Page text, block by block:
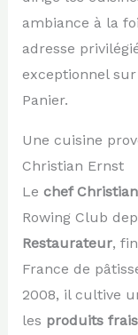
ambiance à la
adresse
exceptionnel
Panier.
Une cuisine
Christian Ernst
Le chef
Rowing Club
Restaurateur,
France de
2008, il cultive
les produits